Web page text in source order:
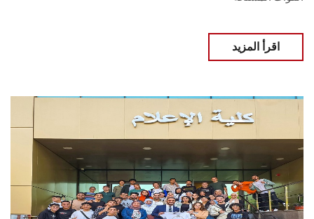
اقرأ المزيد